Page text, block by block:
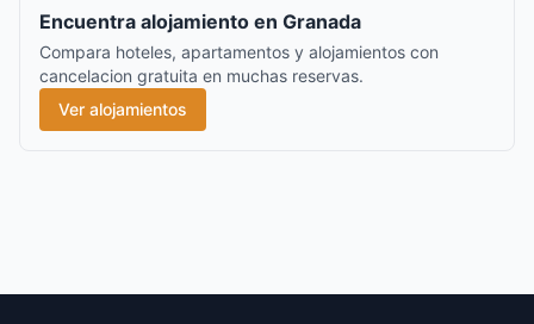
Encuentra alojamiento en Granada
Compara hoteles, apartamentos y alojamientos con
cancelacion gratuita en muchas reservas.
Ver alojamientos